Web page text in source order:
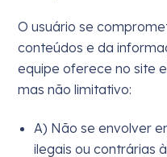
O usuário se
conteúdos e da
equipe oferece no site
mas não limitativo:
A) Não se envolver
ilegais ou contrárias